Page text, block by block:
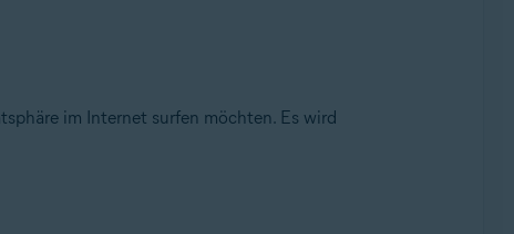
im Internet surfen möchten. Es wird